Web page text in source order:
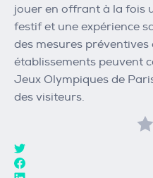
jouer en offrant à la fois
festif et une expérience
des mesures
établissements peuvent
Jeux Olympiques de
des visiteurs.